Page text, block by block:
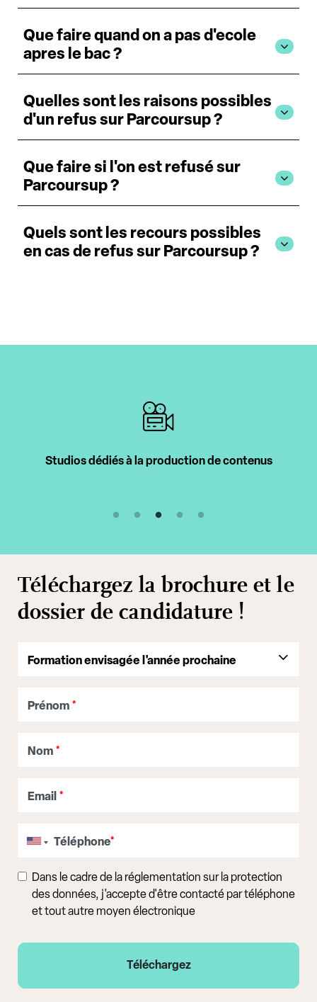
Que faire quand on a pas d'ecole
apres le bac ?
Quelles sont les raisons possibles
d'un refus sur Parcoursup ?
Que faire si l'on est refusé sur
Parcoursup ?
Quels sont les recours possibles
en cas de refus sur Parcoursup ?
à la production de contenus
Téléchargez la brochure et le
dossier de candidature !
Prénom *
Nom *
Email *
Téléphone*
Dans le cadre de la réglementation sur la protection
des données, j'accepte d'être contacté par téléphone
et tout autre moyen électronique